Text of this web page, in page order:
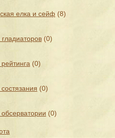
елка и сейф (8)
гладиаторов (0)
(0)
(0)
обсерватории (0)